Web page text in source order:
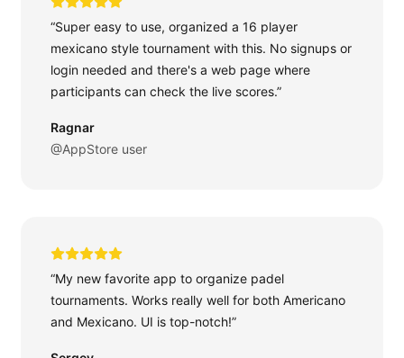
“Super easy to use, organized a 16 player
mexicano style tournament with this. No signups or
login needed and there's a web page where
participants can check the live scores.”
Ragnar
@AppStore user
“My new favorite app to organize padel
tournaments. Works really well for both Americano
and Mexicano. UI is top-notch!”